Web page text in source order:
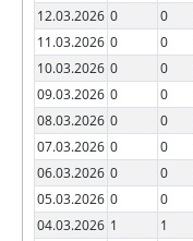
12.03.2026 0 0
11.03.2026 0 0
10.03.2026 0 0
09.03.2026 0 0
08.03.2026 0 0
07.03.2026 0 0
06.03.2026 0 0
05.03.2026 0 0
04.03.2026 1 1